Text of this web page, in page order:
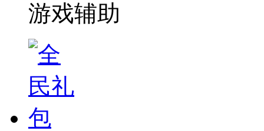
游戏辅助